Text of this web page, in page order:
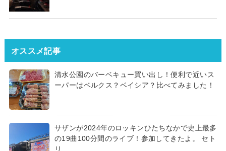
オススメ記事
清水公園のバーベキュー買い出し！便利で近いス
ーパーはベルクス？ベイシア？比べてみました！
サザンが2024年のロッキンひたちなかで史上最多
の19曲100分間のライブ！参加してきたよ。 セト
リ